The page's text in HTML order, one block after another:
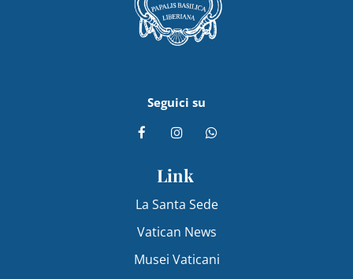
Seguici su
Link
La Santa Sede
Vatican News
Musei Vaticani